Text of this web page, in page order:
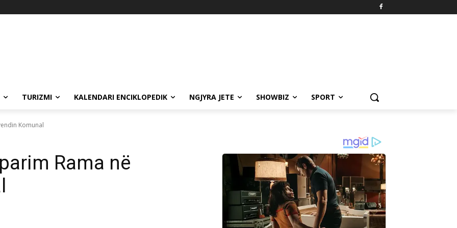
TURIZMI KALENDARI ENCIKLOPEDIK NGJYRA JETE SHOWBIZ SPORT
Komunal
Rama në